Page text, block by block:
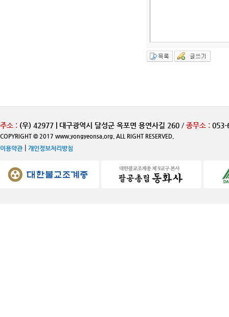
주소 : (우) 42977 | 대구광역시 달성군 옥포면 용연사길 260 / 종무소 : 053-
COPYRIGHT © 2017 www.yongyeonsa.org. ALL RIGHT RESERVED.
이용약관| 개인정보처리방침